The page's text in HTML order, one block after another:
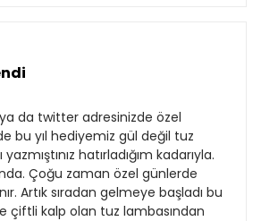
da twitter adresinizde özel
bu yıl hediyemiz gül değil tuz
hatırladığım kadarıyla.
Çoğu zaman özel günlerde
Artık sıradan gelmeye başladı bu
çiftli kalp olan tuz lambasından